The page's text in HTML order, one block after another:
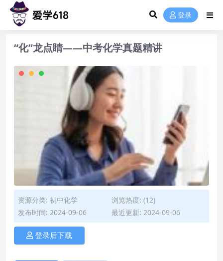
登录
“化”龙点睛——中考化学真题精讲
资源分类: 初中化学
浏览热度: (12)
发布时间: 2024-09-06
最近更新: 2024-09-06
登录后下载